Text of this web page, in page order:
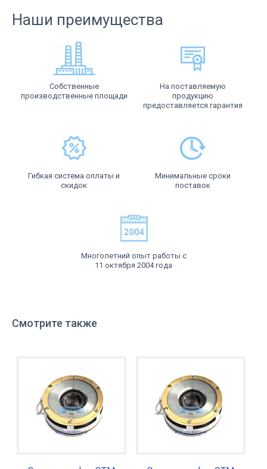
Наши преимущества
Собственные
производственные площади
На поставляемую
продукцию
предоставляется гарантия
Гибкая система оплаты и
скидок
Минимальные сроки
поставок
Многолетний опыт работы с
11 октября 2004 года
Смотрите также